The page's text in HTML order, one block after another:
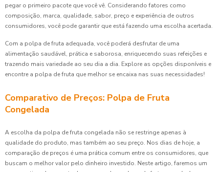
pegar o primeiro pacote que você vê. Considerando fatores como
composição, marca, qualidade, sabor, preço e experiência de outros
consumidores, você pode garantir que está fazendo uma escolha acertada.
Com a polpa de fruta adequada, você poderá desfrutar de uma
alimentação saudável, prática e saborosa, enriquecendo suas refeições e
trazendo mais variedade ao seu dia a dia. Explore as opções disponíveis e
encontre a polpa de fruta que melhor se encaixa nas suas necessidades!
Comparativo de Preços: Polpa de Fruta
Congelada
A escolha da polpa de fruta congelada não se restringe apenas à
qualidade do produto, mas também ao seu preço. Nos dias de hoje, a
comparação de preços é uma prática comum entre os consumidores, que
buscam o melhor valor pelo dinheiro investido. Neste artigo, faremos um